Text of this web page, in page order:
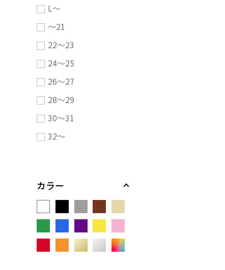
L～
～21
22～23
24～25
26～27
28～29
30～31
32～
カラー